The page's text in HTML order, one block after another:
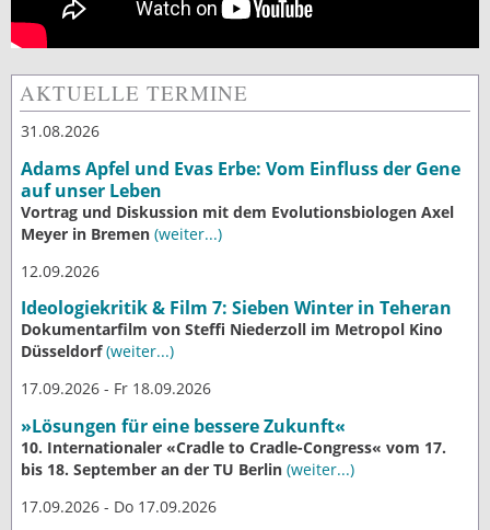
AKTUELLE TERMINE
31.08.2026
Adams Apfel und Evas Erbe: Vom Einfluss der Gene
auf unser Leben
Vortrag und Diskussion mit dem Evolutionsbiologen Axel
Meyer in Bremen (weiter...)
12.09.2026
Ideologiekritik & Film 7: Sieben Winter in Teheran
Dokumentarfilm von Steffi Niederzoll im Metropol Kino
Düsseldorf(weiter...)
17.09.2026 - Fr 18.09.2026
»Lösungen für eine bessere Zukunft«
10. Internationaler «Cradle to Cradle-Congress« vom 17.
bis 18. September an der TU Berlin (weiter...)
17.09.2026 - Do 17.09.2026